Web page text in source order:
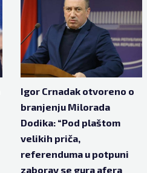
Igor Crnadak otvoreno o
branjenju Milorada
Dodika: “Pod plaštom
velikih priča,
referenduma u potpuni
zaborav se gura afera